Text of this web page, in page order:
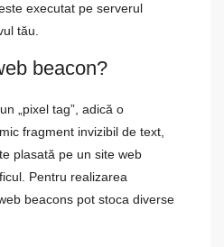
executat pe serverul
tău.
beacon?
„pixel tag”, adică o
fragment invizibil de text,
plasată pe un site web
Pentru realizarea
beacons pot stoca diverse